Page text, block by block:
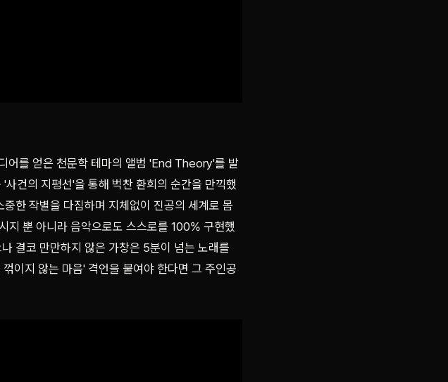
어를 얻은 천문학 테마의 앨범 'End Theory'를 발
건의 지평선'을 통해 벅찬 환희의 순간을 만끽했
한 작별을 다짐하며 지체없이 진공의 세계로 몸
지 뿐 아니라 음악으로도 스스로를 100% 구현했
결코 만만하지 않은 가창은 5분이 넘는 노래를
이지 않는 마음' 격언을 붙여야 한다면 그 주인공